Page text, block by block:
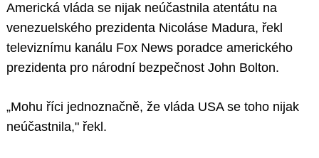
Americká vláda se nijak neúčastnila atentátu na
venezuelského prezidenta Nicoláse Madura, řekl
televiznímu kanálu Fox News poradce amerického
prezidenta pro národní bezpečnost John Bolton.
„Mohu říci jednoznačně, že vláda USA se toho nijak
neúčastnila," řekl.